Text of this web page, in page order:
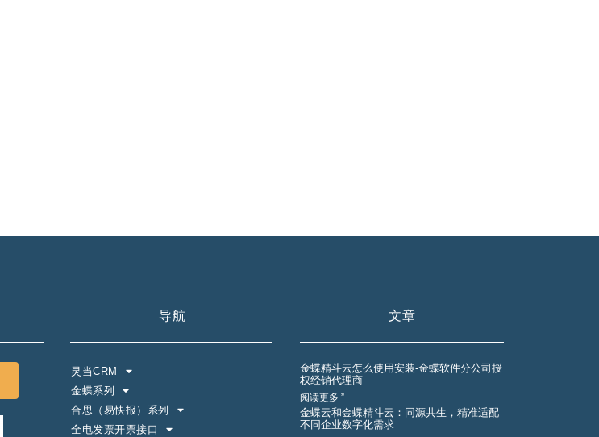
导航
灵当CRM
金蝶系列
合思（易快报）系列
全电发票开票接口
文章
金蝶精斗云怎么使用安装-金蝶软件分公司授
权经销代理商
阅读更多 ”
金蝶云和金蝶精斗云：同源共生，精准适配
不同企业数字化需求